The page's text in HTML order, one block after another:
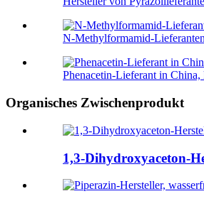
N-Methylformamid-
Phenacetin-Lieferant in
Organisches Zwischenprodukt
1,3-Dihydroxyaceton-